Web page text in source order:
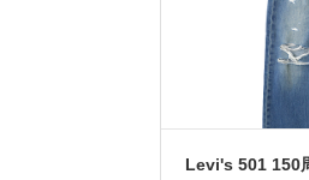
Levi's 501 150